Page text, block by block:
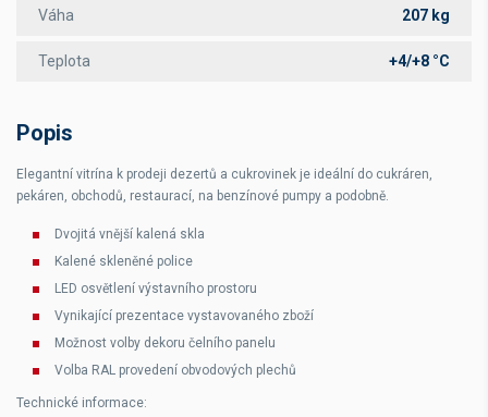
Váha 207 kg
Teplota +4/+8 °C
Popis
Elegantní vitrína k prodeji dezertů a cukrovinek je ideální do cukráren,
pekáren, obchodů, restaurací, na benzínové pumpy a podobně.
Dvojitá vnější kalená skla
Kalené skleněné police
LED osvětlení výstavního prostoru
Vynikající prezentace vystavovaného zboží
Možnost volby dekoru čelního panelu
Volba RAL provedení obvodových plechů
Technické informace: